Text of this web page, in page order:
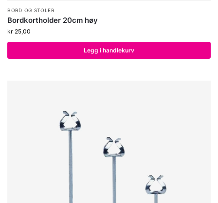
BORD OG STOLER
Bordkortholder 20cm høy
kr 25,00
Legg i handlekurv